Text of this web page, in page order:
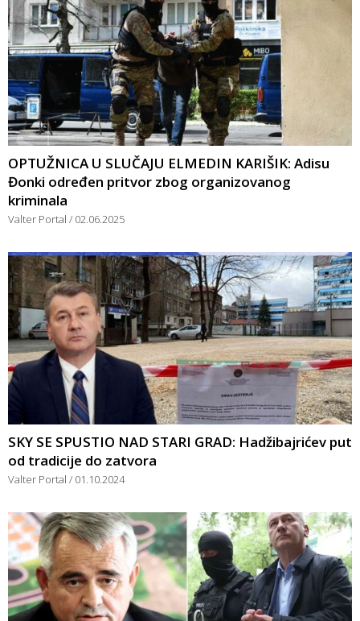
OPTUŽNICA U SLUČAJU ELMEDIN KARIŠIK: Adisu
Đonki određen pritvor zbog organizovanog
kriminala
Valter Portal 02.06.2025
SKY SE SPUSTIO NAD STARI GRAD: Hadžibajrićev put
od tradicije do zatvora
Valter Portal 01.10.2024